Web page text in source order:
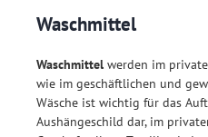
Waschmittel
Waschmittel werden im
wie im geschäftlichen und
Wäsche ist wichtig für das
Aushängeschild dar, im